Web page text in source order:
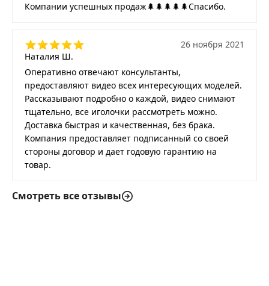
Компании успешных продаж🌲🌲🌲🌲🌲Спасибо.
Наталия Ш.
26 ноября 2021
Оперативно отвечают консультанты,
предоставляют видео всех интересующих моделей.
Рассказывают подробно о каждой, видео снимают
тщательно, все иголочки рассмотреть можно.
Доставка быстрая и качественная, без брака.
Компания предоставляет подписанный со своей
стороны договор и дает годовую гарантию на
товар.
Смотреть все отзывы